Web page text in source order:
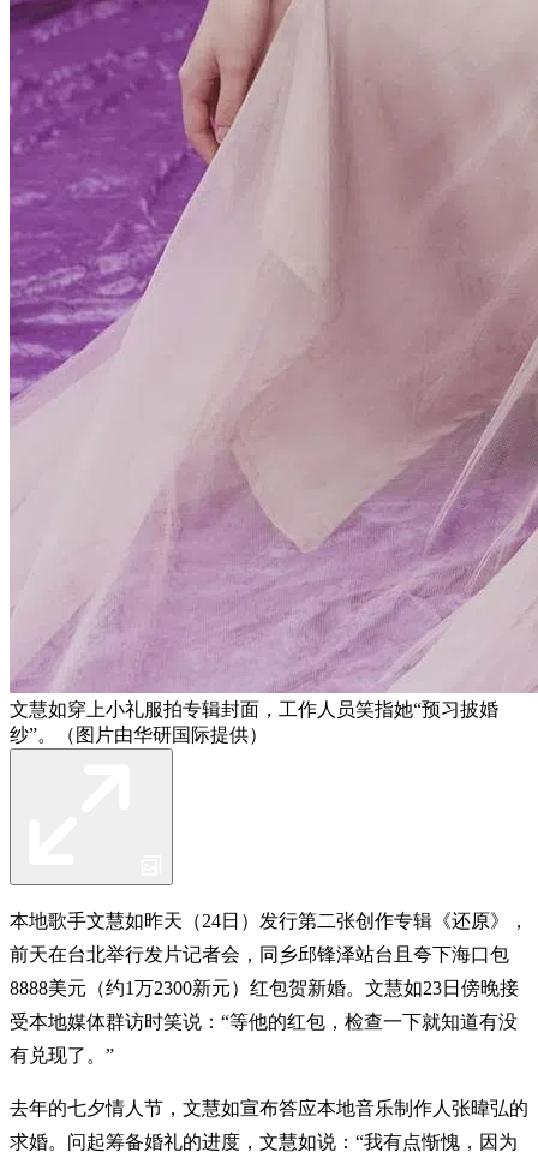
文慧如穿上小礼服拍专辑封面，工作人员笑指她“预习披婚
纱”。（图片由华研国际提供）
本地歌手文慧如昨天（24日）发行第二张创作专辑《还原》，
前天在台北举行发片记者会，同乡邱锋泽站台且夸下海口包
8888美元（约1万2300新元）红包贺新婚。文慧如23日傍晚接
受本地媒体群访时笑说：“等他的红包，检查一下就知道有没
有兑现了。”
去年的七夕情人节，文慧如宣布答应本地音乐制作人张暐弘的
求婚。问起筹备婚礼的进度，文慧如说：“我有点惭愧，因为